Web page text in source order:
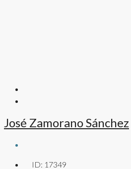
José Zamorano Sánchez
ID: 17349